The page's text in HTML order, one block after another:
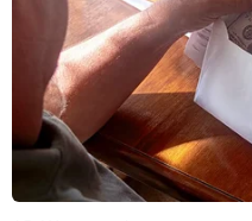
Jordan lên án và tố
phá hoại, đặc biệt là
tôn nghiêm của các
thời nhấn mạnh sự
quy tắc của luật pháp
có liên quan, đặc biệt
ngoại giao.